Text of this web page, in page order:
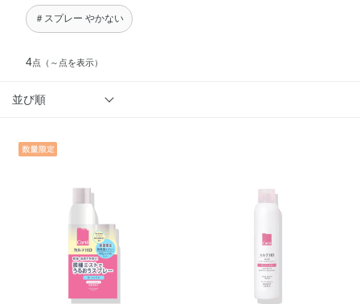
＃スプレー やかない
4点 （～点を表示）
並び順